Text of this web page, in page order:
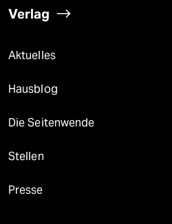
Verlag
Aktuelles
Hausblog
Die Seitenwende
Stellen
Presse